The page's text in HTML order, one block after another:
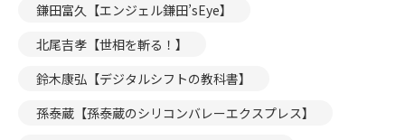
鎌田富久【エンジェル鎌田’sEye】
北尾吉孝【世相を斬る！】
鈴木康弘【デジタルシフトの教科書】
孫泰蔵【孫泰蔵のシリコンバレーエクスプレス】